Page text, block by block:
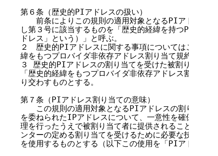
第６条（歴史的PIアドレスの扱い）
前条によりこの規則の適用対象となるPIアドレスの
し第３号に該当するものを「歴史的経緯を持つPIアド
ドレス」という）」と呼ぶ。
２　歴史的PIアドレスに関する事項についてはこの規
緯をもつプロバイダ非依存アドレス割り当て規約」が適
３ 歴史的PIアドレスの割り当てを受けた被割り当て者
「歴史的経緯をもつプロバイダ非依存アドレス割り当
り交わすものとする。
第７条（PIアドレス割り当ての意味）
この規則の適用対象となるPIアドレスの割り当てと
を委ねられたIPアドレスについて、一意性を確保する
理を行ったうえで被割り当て者に提供されることをい
ンターの定める割り当てを受けるために必要な技術的
を使用するものとする（以下この使用を「PIアドレス